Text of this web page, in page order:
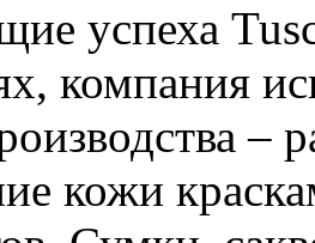
успеха
компания
–
кожи